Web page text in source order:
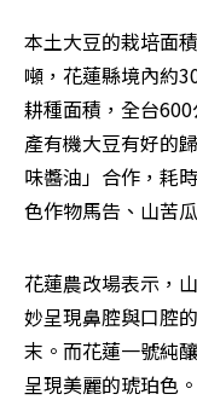
本土大豆的栽培面
噸，花蓮縣境內約
耕種面積，全台
產有機大豆有好的
味醬油」合作，耗
色作物馬告、山苦
花蓮農改場表示，
妙呈現鼻腔與口腔
末。而花蓮一號純
呈現美麗的琥珀色